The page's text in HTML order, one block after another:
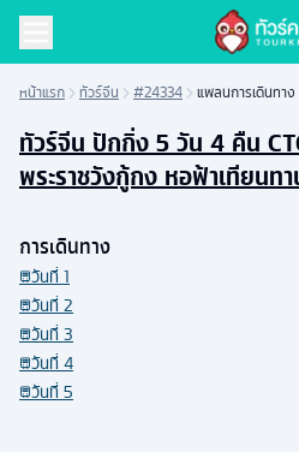
หน้าแรก ทัวร์จีน #24334 แพลนการเดินทาง
ทัวร์จีน ปักกิ่ง 5 วัน 4 คืน
พระราชวังกู้กง หอฟ้าเทียนท
การเดินทาง
วันที่ 1
วันที่ 2
วันที่ 3
วันที่ 4
วันที่ 5